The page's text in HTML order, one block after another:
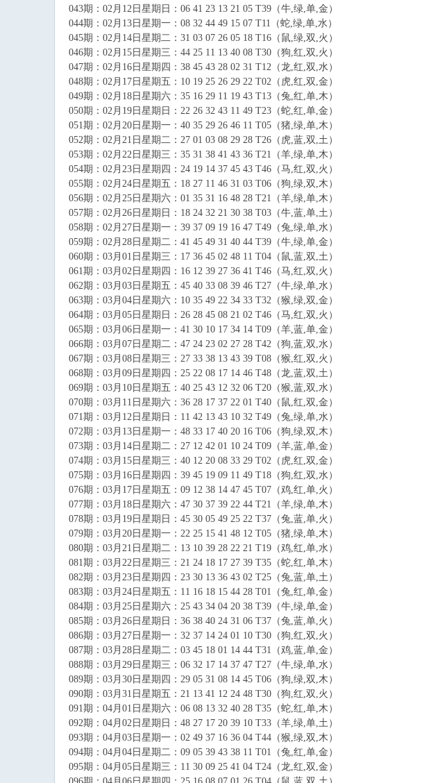
043期：02月12日星期日：06 41 23 13 21 05 T39（牛,绿,单,金）
044期：02月13日星期一：08 32 44 49 15 07 T11（蛇,绿,单,水）
045期：02月14日星期二：31 03 07 26 05 18 T16（鼠,绿,双,火）
046期：02月15日星期三：44 25 11 13 40 08 T30（狗,红,双,火）
047期：02月16日星期四：38 45 43 28 02 31 T12（龙,红,双,水）
048期：02月17日星期五：10 19 25 26 29 22 T02（虎,红,双,金）
049期：02月18日星期六：35 16 29 11 19 43 T13（兔,红,单,木）
050期：02月19日星期日：22 26 32 43 11 49 T23（蛇,红,单,金）
051期：02月20日星期一：40 35 29 26 46 11 T05（猪,绿,单,木）
052期：02月21日星期二：27 01 03 08 29 28 T26（虎,蓝,双,土）
053期：02月22日星期三：35 31 38 41 43 36 T21（羊,绿,单,木）
054期：02月23日星期四：24 19 14 37 45 43 T46（马,红,双,火）
055期：02月24日星期五：18 27 11 46 31 03 T06（狗,绿,双,木）
056期：02月25日星期六：01 35 31 16 48 28 T21（羊,绿,单,木）
057期：02月26日星期日：18 24 32 21 30 38 T03（牛,蓝,单,土）
058期：02月27日星期一：39 37 09 19 16 47 T49（兔,绿,单,水）
059期：02月28日星期二：41 45 49 31 40 44 T39（牛,绿,单,金）
060期：03月01日星期三：17 36 45 02 48 11 T04（鼠,蓝,双,土）
061期：03月02日星期四：16 12 39 27 36 41 T46（马,红,双,火）
062期：03月03日星期五：45 40 33 08 39 46 T27（牛,绿,单,水）
063期：03月04日星期六：10 35 49 22 34 33 T32（猴,绿,双,金）
064期：03月05日星期日：26 28 45 08 21 02 T46（马,红,双,火）
065期：03月06日星期一：41 30 10 17 34 14 T09（羊,蓝,单,金）
066期：03月07日星期二：47 24 23 02 27 28 T42（狗,蓝,双,水）
067期：03月08日星期三：27 33 38 13 43 39 T08（猴,红,双,火）
068期：03月09日星期四：25 22 08 17 14 46 T48（龙,蓝,双,土）
069期：03月10日星期五：40 25 43 12 32 06 T20（猴,蓝,双,水）
070期：03月11日星期六：36 28 17 37 22 01 T40（鼠,红,双,金）
071期：03月12日星期日：11 42 13 43 10 32 T49（兔,绿,单,水）
072期：03月13日星期一：48 33 17 40 20 16 T06（狗,绿,双,木）
073期：03月14日星期二：27 12 42 01 10 24 T09（羊,蓝,单,金）
074期：03月15日星期三：40 12 20 08 33 29 T02（虎,红,双,金）
075期：03月16日星期四：39 45 19 09 11 49 T18（狗,红,双,水）
076期：03月17日星期五：09 12 38 14 47 45 T07（鸡,红,单,火）
077期：03月18日星期六：47 30 37 39 22 44 T21（羊,绿,单,木）
078期：03月19日星期日：45 30 05 49 25 22 T37（兔,蓝,单,火）
079期：03月20日星期一：22 25 15 41 48 12 T05（猪,绿,单,木）
080期：03月21日星期二：13 10 39 28 22 21 T19（鸡,红,单,水）
081期：03月22日星期三：21 24 18 17 27 39 T35（蛇,红,单,木）
082期：03月23日星期四：23 30 13 36 43 02 T25（兔,蓝,单,土）
083期：03月24日星期五：11 16 18 15 44 28 T01（兔,红,单,金）
084期：03月25日星期六：25 43 34 04 20 38 T39（牛,绿,单,金）
085期：03月26日星期日：36 38 40 24 31 06 T37（兔,蓝,单,火）
086期：03月27日星期一：32 37 14 24 01 10 T30（狗,红,双,火）
087期：03月28日星期二：03 45 18 01 14 44 T31（鸡,蓝,单,金）
088期：03月29日星期三：06 32 17 14 37 47 T27（牛,绿,单,水）
089期：03月30日星期四：29 05 31 08 14 45 T06（狗,绿,双,木）
090期：03月31日星期五：21 13 41 12 24 48 T30（狗,红,双,火）
091期：04月01日星期六：06 08 13 32 40 28 T35（蛇,红,单,木）
092期：04月02日星期日：48 27 17 20 39 10 T33（羊,绿,单,土）
093期：04月03日星期一：02 49 37 16 36 04 T44（猴,绿,双,木）
094期：04月04日星期二：09 05 39 43 38 11 T01（兔,红,单,金）
095期：04月05日星期三：11 30 09 25 41 04 T24（龙,红,双,金）